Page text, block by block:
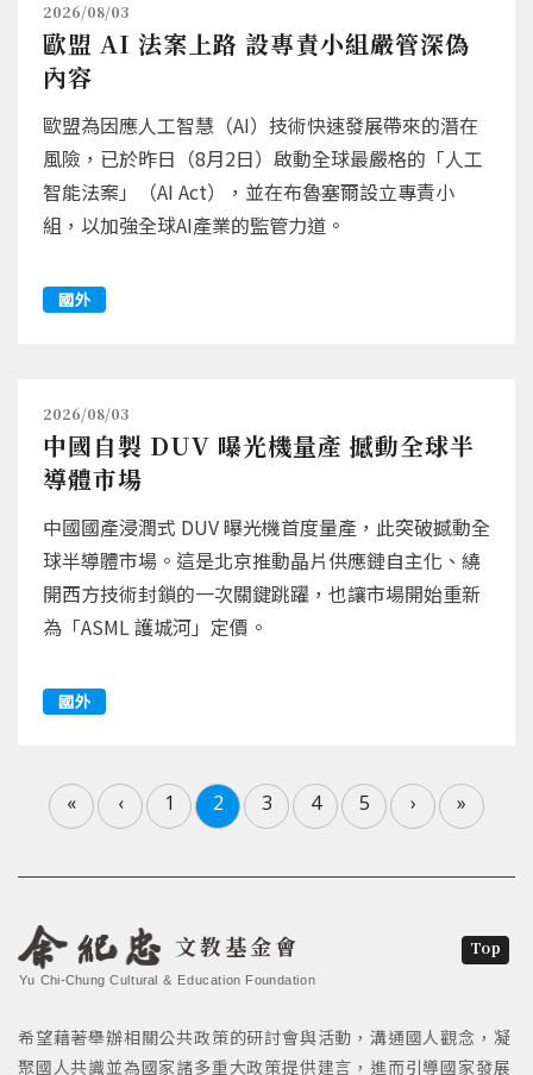
2026/08/03
歐盟 AI 法案上路 設專責小組嚴管深偽
內容
歐盟為因應人工智慧（AI）技術快速發展帶來的潛在
風險，已於昨日（8月2日）啟動全球最嚴格的「人工
智能法案」（AI Act），並在布魯塞爾設立專責小
組，以加強全球AI產業的監管力道。
國外
2026/08/03
中國自製 DUV 曝光機量產 撼動全球半
導體市場
中國國產浸潤式 DUV 曝光機首度量產，此突破撼動全
球半導體市場。這是北京推動晶片供應鏈自主化、繞
開西方技術封鎖的一次關鍵跳躍，也讓市場開始重新
為「ASML 護城河」定價。
國外
« ‹ 1 2 3 4 5 › »
文教基金會
Yu Chi-Chung Cultural & Education Foundation
希望藉著舉辦相關公共政策的研討會與活動，溝通國人觀念，凝
聚國人共識並為國家諸多重大政策提供建言，進而引導國家發展
Top